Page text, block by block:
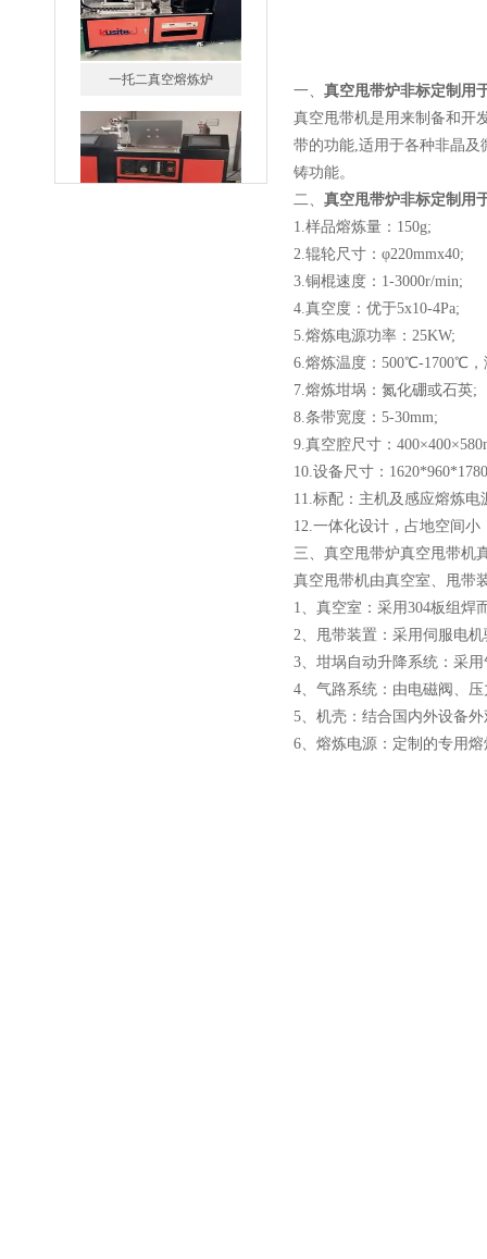
微型真空熔炼炉
一、 真空甩带炉非标定制用
真空甩带机是用来制备和开
带的功能,适用于各种非晶
铸功能。
二、 真空甩带炉非标定制用
1.样品熔炼量：150g;
2.辊轮尺寸：φ220mmx40;
3.铜棍速度：1-3000r/min;
4.真空度：优于5x10-4Pa;
5.熔炼电源功率：25KW;
6.熔炼温度：500℃-1700℃
7.熔炼坩埚：氮化硼或石英;
8.条带宽度：5-30mm;
9.真空腔尺寸：
10.设备尺寸：
11.标配：主机及感应熔炼电
12.一体化设计，占地空间小
三、真空甩带炉真空甩带机
真空甩带机由真空室、甩带
1、真空室：采用304板组焊
2、甩带装置：采用伺服电
3、坩埚自动升降系统：采
4、气路系统：由电磁阀、
5、机壳：结合国内外设备
6、熔炼电源：定制的专用